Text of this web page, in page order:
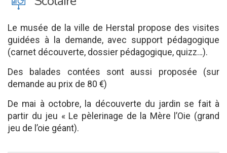
Le musée de la ville de Herstal propose des visites
guidées à la demande, avec support pédagogique
(carnet découverte, dossier pédagogique, quizz…).
Des balades contées sont aussi proposée (sur
demande au prix de 80 €)
De mai à octobre, la découverte du jardin se fait à
partir du jeu « Le pèlerinage de la Mère l’Oie (grand
jeu de l’oie géant).